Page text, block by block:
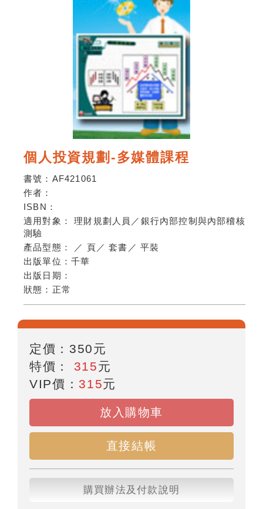
個人投資規劃-多媒體課程
書號： AF421061
作者：
ISBN：
適用對象：理財規劃人員／銀行內部控制與內部稽核
測驗
產品型態：
／ 頁 ／套書 ／平裝
出版單位： 千華
出版日期：
狀態： 正常
定價： 350元
特價： 315元
VIP價： 315元
放入購物車
直接結帳
購買辦法及付款說明